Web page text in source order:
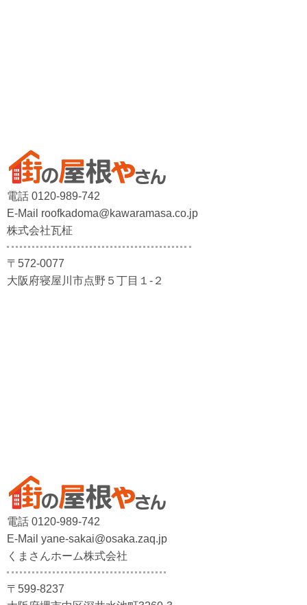
電話 0120-989-742
E-Mail roofkadoma@kawaramasa.co.jp
株式会社瓦柾
〒572-0077
大阪府寝屋川市点野５丁目１-２
電話 0120-989-742
E-Mail yane-sakai@osaka.zaq.jp
くまさんホーム株式会社
〒599-8237